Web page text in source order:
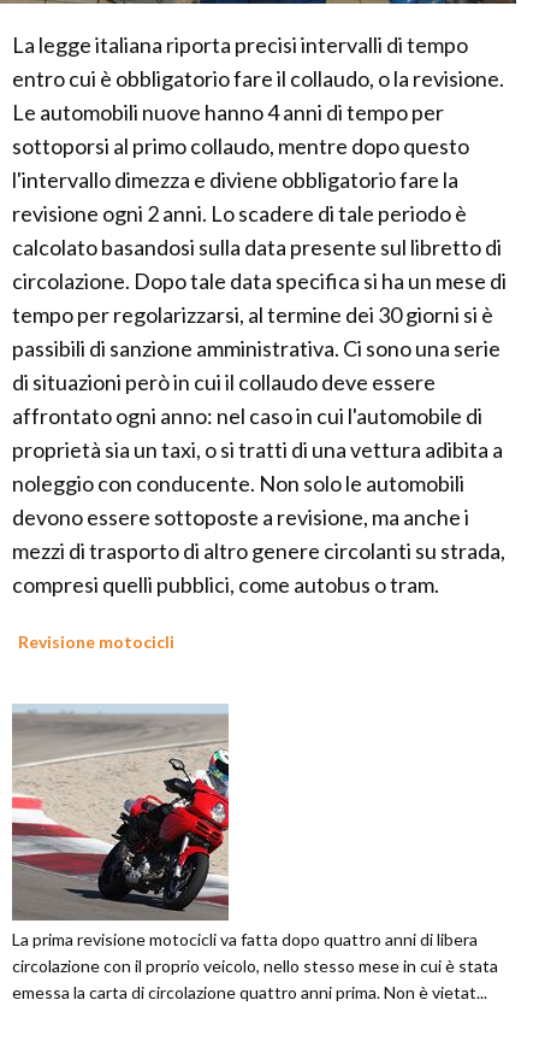
La legge italiana riporta precisi intervalli di tempo
entro cui è obbligatorio fare il collaudo, o la revisione.
Le automobili nuove hanno 4 anni di tempo per
sottoporsi al primo collaudo, mentre dopo questo
l'intervallo dimezza e diviene obbligatorio fare la
revisione ogni 2 anni. Lo scadere di tale periodo è
calcolato basandosi sulla data presente sul libretto di
circolazione. Dopo tale data specifica si ha un mese di
tempo per regolarizzarsi, al termine dei 30 giorni si è
passibili di sanzione amministrativa. Ci sono una serie
di situazioni però in cui il collaudo deve essere
affrontato ogni anno: nel caso in cui l'automobile di
proprietà sia un taxi, o si tratti di una vettura adibita a
noleggio con conducente. Non solo le automobili
devono essere sottoposte a revisione, ma anche i
mezzi di trasporto di altro genere circolanti su strada,
compresi quelli pubblici, come autobus o tram.
Revisione motocicli
La prima revisione motocicli va fatta dopo quattro anni di libera
circolazione con il proprio veicolo, nello stesso mese in cui è stata
emessa la carta di circolazione quattro anni prima. Non è vietat...